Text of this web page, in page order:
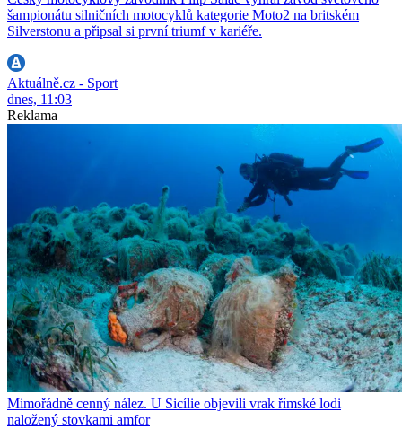
šampionátu silničních motocyklů kategorie Moto2 na britském
Silverstonu a připsal si první triumf v kariéře.
Aktuálně.cz - Sport
dnes, 11:03
Reklama
Mimořádně cenný nález. U Sicílie objevili vrak římské lodi
naložený stovkami amfor